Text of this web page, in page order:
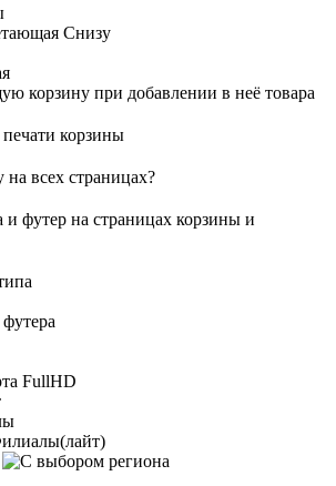
Снизу
корзину при добавлении в неё товара
корзины
на всех страницах?
футер на страницах корзины и